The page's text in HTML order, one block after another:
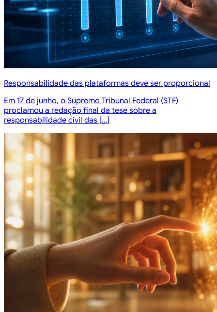
Responsabilidade das plataformas deve ser proporcional
Em 17 de junho, o Supremo Tribunal Federal (STF)
proclamou a redação final da tese sobre a
responsabilidade civil das […]